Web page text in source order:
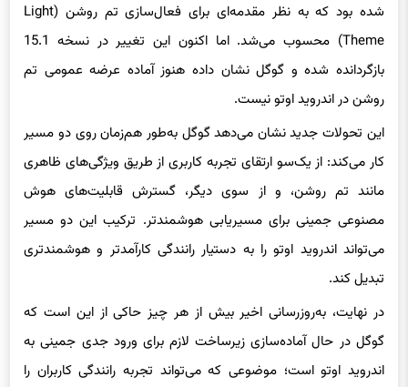
شده بود که به نظر مقدمه‌ای برای فعال‌سازی تم روشن (Light
Theme) محسوب می‌شد. اما اکنون این تغییر در نسخه 15.1
بازگردانده شده و گوگل نشان داده هنوز آماده عرضه عمومی تم
روشن در اندروید اوتو نیست.
این تحولات جدید نشان می‌دهد گوگل به‌طور هم‌زمان روی دو مسیر
کار می‌کند: از یک‌سو ارتقای تجربه کاربری از طریق ویژگی‌های ظاهری
مانند تم روشن، و از سوی دیگر، گسترش قابلیت‌های هوش
مصنوعی جمینی برای مسیریابی هوشمندتر. ترکیب این دو مسیر
می‌تواند اندروید اوتو را به دستیار رانندگی کارآمدتر و هوشمندتری
تبدیل کند.
در نهایت، به‌روزرسانی اخیر بیش از هر چیز حاکی از این است که
گوگل در حال آماده‌سازی زیرساخت لازم برای ورود جدی جمینی به
اندروید اوتو است؛ موضوعی که می‌تواند تجربه رانندگی کاربران را